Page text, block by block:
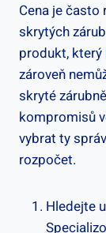
Cena je
skrytých
produkt, který
zároveň
skryté
kompromisů
vybrat ty
rozpočet.
Hledejte